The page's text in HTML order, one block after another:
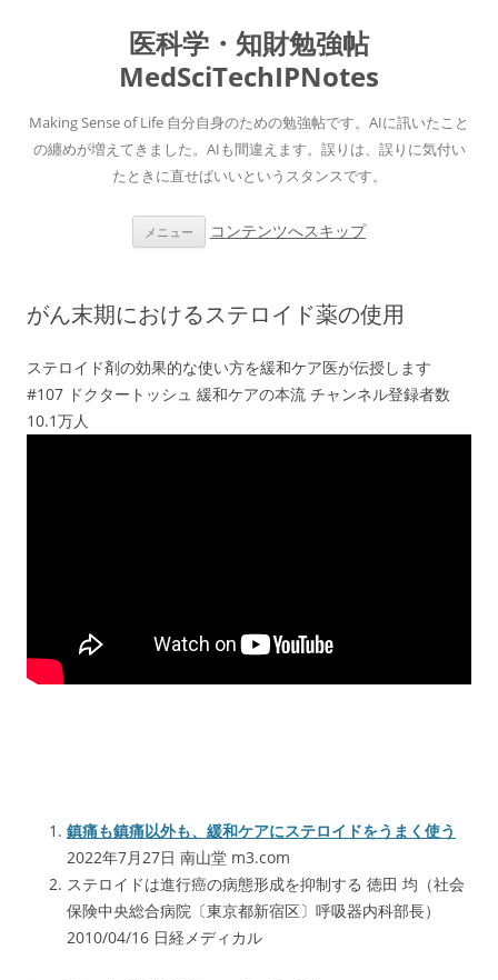
医科学・知財勉強帖
MedSciTechIPNotes
Making Sense of Life 自分自身のための勉強帖です。AIに訊いたこと
の纏めが増えてきました。AIも間違えます。誤りは、誤りに気付い
たときに直せばいいというスタンスです。
メニュー コンテンツへスキップ
がん末期におけるステロイド薬の使用
ステロイド剤の効果的な使い方を緩和ケア医が伝授します
#107 ドクタートッシュ 緩和ケアの本流 チャンネル登録者数
10.1万人
鎮痛も鎮痛以外も、緩和ケアにステロイドをうまく使う
2022年7月27日 南山堂 m3.com
ステロイドは進行癌の病態形成を抑制する 徳田 均（社会
保険中央総合病院〔東京都新宿区〕呼吸器内科部長）
2010/04/16 日経メディカル